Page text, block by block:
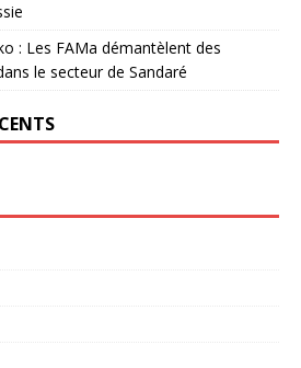
: Les FAMa démantèlent des
le secteur de Sandaré